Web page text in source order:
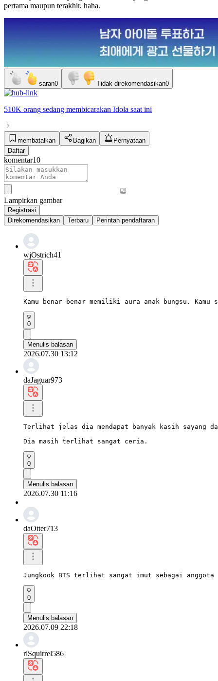
pertama maupun terakhir, haha.
saran0 Tidak direkomendasikan0
510K orang sedang membicarakan Idola saat ini
membatalkan Bagikan
Pernyataan
Daftar
komentar10
Lampirkan gambar
Registrasi
Direkomendasikan
Terbaru Perintah pendaftaran
wjOstrich41
Kamu benar-benar memiliki aura anak bungsu. Kamu
0
Menulis balasan
2026.07.30 13:12
daJaguar973
Terlihat jelas dia mendapat banyak kasih sayang
Dia masih terlihat sangat ceria.
0
Menulis balasan
2026.07.30 11:16
daOtter713
Jungkook BTS terlihat sangat imut sebagai anggota
0
Menulis balasan
2026.07.09 22:18
rlSquirrel586